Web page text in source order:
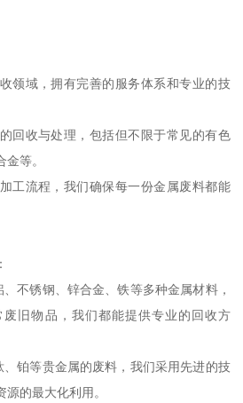
领域，拥有完善的服务体系和专业的技
回收与处理，包括但不限于常见的有色
等。
工流程，我们确保每一份金属废料都能
不锈钢、锌合金、铁等多种金属材料，
旧物品，我们都能提供专业的回收方
铂等贵金属的废料，我们采用先进的技
的最大化利用。